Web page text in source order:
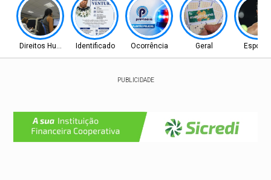
Direitos HumanosIdentificado Ocorrência Geral
PUBLICIDADE